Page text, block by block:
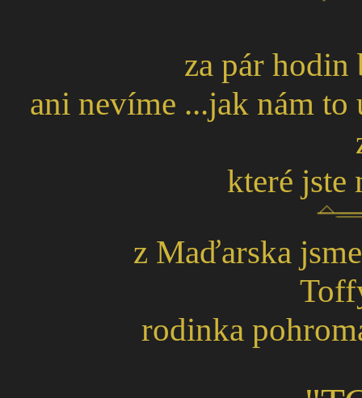
za pár hodin
ani nevíme ...jak nám
které jste
z Maďarska
rodinka